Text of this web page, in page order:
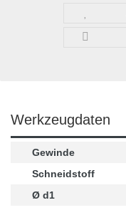
Werkzeugdaten
Gewinde
Schneidstoff
Ø d1